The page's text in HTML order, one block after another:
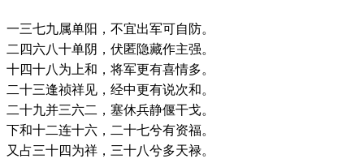
一三七九属单阳，不宜出军可自防。
二四六八十单阴，伏匿隐藏作主强。
十四十八为上和，将军更有喜情多。
二十三逢祯祥见，经中更有说次和。
二十九并三六二，塞休兵静偃干戈。
下和十二连十六，二十七兮有资福。
又占三十四为祥，三十八兮多天禄。